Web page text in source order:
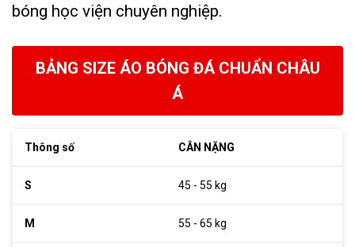
bóng học viện chuyên nghiệp.
BẢNG SIZE ÁO BÓNG ĐÁ CHUẨN CHÂU
Á
CÂN NẶNG
45 - 55 kg
55 - 65 kg